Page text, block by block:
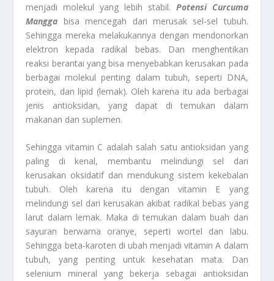
menjadi molekul yang lebih stabil. Potensi Curcuma
Mangga bisa mencegah dari merusak sel-sel tubuh.
Sehingga mereka melakukannya dengan mendonorkan
elektron kepada radikal bebas. Dan menghentikan
reaksi berantai yang bisa menyebabkan kerusakan pada
berbagai molekul penting dalam tubuh, seperti DNA,
protein, dan lipid (lemak). Oleh karena itu ada berbagai
jenis antioksidan, yang dapat di temukan dalam
makanan dan suplemen.
Sehingga vitamin C adalah salah satu antioksidan yang
paling di kenal, membantu melindungi sel dari
kerusakan oksidatif dan mendukung sistem kekebalan
tubuh. Oleh karena itu dengan vitamin E yang
melindungi sel dari kerusakan akibat radikal bebas yang
larut dalam lemak. Maka di temukan dalam buah dan
sayuran berwarna oranye, seperti wortel dan labu.
Sehingga beta-karoten di ubah menjadi vitamin A dalam
tubuh, yang penting untuk kesehatan mata. Dan
selenium mineral yang bekerja sebagai antioksidan